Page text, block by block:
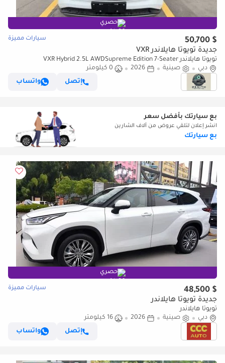
حصري
$ 50,700 سيارات مميزة
جديدة تويوتا هايلاندر VXR
تويوتا هايلاندر VXR Hybrid 2.5L AWDSupreme Edition 7-Seater
دبي
صينية 2026
0 كيلومتر
إتصل
واتساب
بع سيارتك بأفضل سعر
انشر إعلان لتلقي عروض من آلاف الشارين
بع سيارتك
حصري
$ 48,500 سيارات مميزة
جديدة تويوتا هايلاندر
تويوتا هايلاندر
دبي
صينية 2026
16 كيلومتر
إتصل
واتساب